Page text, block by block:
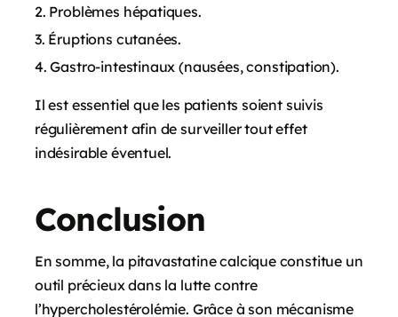
Problèmes hépatiques.
Éruptions cutanées.
Gastro-intestinaux (nausées, constipation).
Il est essentiel que les patients soient suivis
régulièrement afin de surveiller tout effet
indésirable éventuel.
Conclusion
En somme, la pitavastatine calcique constitue un
outil précieux dans la lutte contre
l’hypercholestérolémie. Grâce à son mécanisme